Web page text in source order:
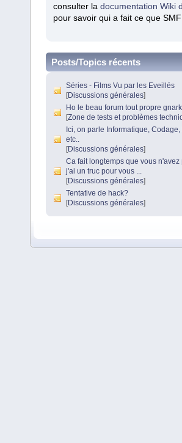
consulter ladocumentation Wiki
pour savoir qui a fait ce que
Posts/Topics récents
Séries - Films Vu par les Eveillés
[Discussions générales]
Ho le beau forum tout propre
[Zone de tests et problèmes
Ici, on parle Informatique,
etc..
[Discussions générales]
Ca fait longtemps que vous n'avez
j'ai un truc pour vous ...
[Discussions générales]
Tentative de hack?
[Discussions générales]